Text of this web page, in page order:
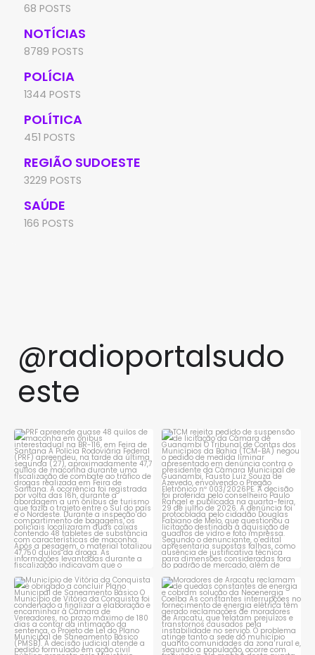
68 POSTS
NOTÍCIAS
8789 POSTS
POLÍCIA
1344 POSTS
POLÍTICA
451 POSTS
REGIÃO SUDOESTE
3229 POSTS
SAÚDE
166 POSTS
@radioportalsudo
este
PRF apreende quase 48 quilos
de maconha em ônibus...
1 0
TCM rejeita pedido de
suspensão de licitação da...
1 0
Município de Vitória da
Conquista é obrigado a...
1 0
Moradores de Aracatu
reclamam de quedas
constantes ...
1 0